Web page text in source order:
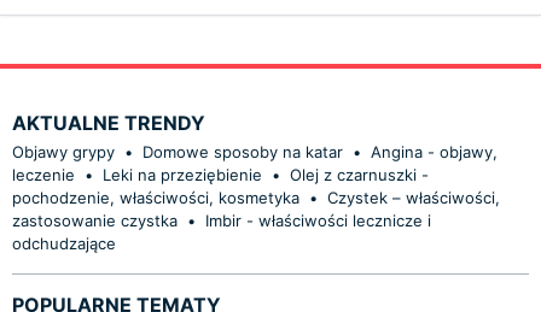
AKTUALNE TRENDY
Objawy grypy • Domowe sposoby na katar • Angina - objawy,
leczenie
• Leki na przeziębienie • Olej z czarnuszki -
pochodzenie, właściwości, kosmetyka • Czystek – właściwości,
zastosowanie czystka •
Imbir - właściwości lecznicze i
odchudzające
POPULARNE TEMATY